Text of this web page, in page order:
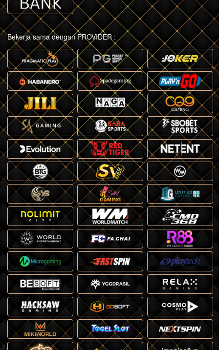
Bekerja sama dengan PROVIDER :